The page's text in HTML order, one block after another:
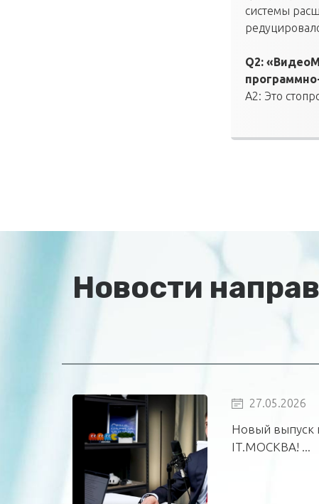
системы
Q2:
A2: Это
Новости
27.05.2026
Новый выпуск
IT.МОСКВА! ...